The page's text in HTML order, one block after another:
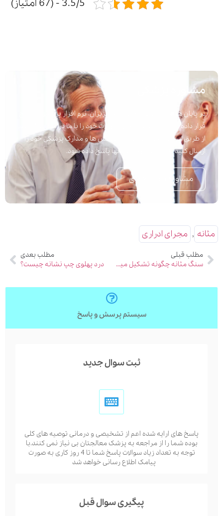
3.5/5 - (67 امتیاز)
مشاوره پزشکی
در پایان هر مقاله برای راحتی شما عزیزان، نرم افزار پرسش و پاسخ
قرار داده شده است تا به راحتی سوالات خود را با ما در میان بگذارید.
از طریق این نرم افزار می توانید پرسش ها و مدارک پزشکی خود را
ارسال کنید تا در اسرع وقت به آنها پاسخ داده شود.
مشاوره تلفنی فوری
مثانه , مجرای ادراری
مطلب قبلی
سنگ مثانه چگونه تشکیل میشود؟
مطلب بعدی
درد پهلوی چپ نشانه چیست؟
سیستم پرسش و پاسخ
ثبت سوال جدید
پاسخ های ارایه شده اعم از تشخیصی و درمانی توصیه های کلی
بوده شما را از مراجعه به پزشک معالجتان بی نیاز نمی کنند.با
توجه به تعداد زیاد سوالات پاسخ شما تا 4 روز کاری به صورت
پیامک اطلاع رسانی خواهد شد
پیگیری سوال قبل